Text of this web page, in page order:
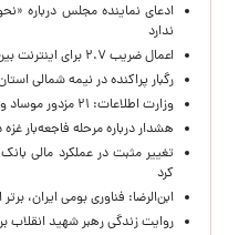
ادعای نماینده مجلس درباره
ندارد
اعمال ضریب ۲.۷ برای اینترنت بین‌الملل صحت ندارد
رگبار پراکنده در نیمه شمالی
وزارت اطلاعات: ۲۱ مزدور موساد و ۴ شرور مسلح در کرمان بازداشت شدند
هشدار درباره مرحله فاجعه‌بار
کرد
ابن‌الرضا: فناوری بومی ایران،
روایت زندگی رهبر شهید